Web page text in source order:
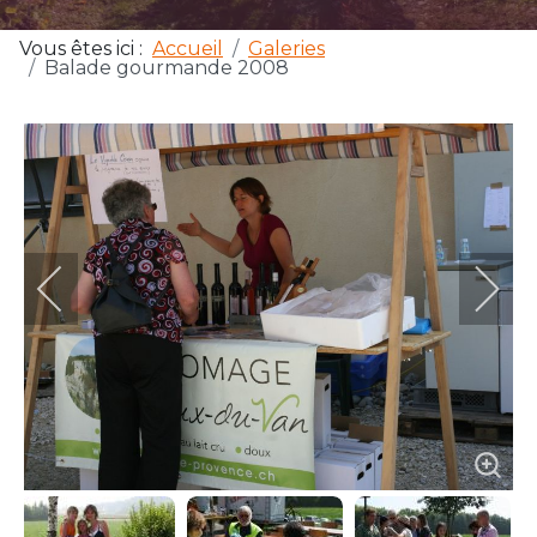
Vous êtes ici : Accueil
Galeries
Balade gourmande 2008